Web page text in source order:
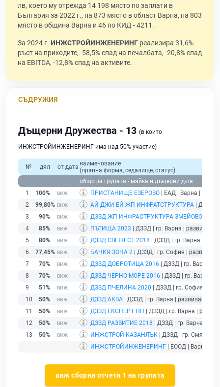
лв, което му отрежда 14 198 място по заплати в
България за 2022 г., на 873 място в област Варна, на 803
място в община Варна и 46 по КИД - 4211.
За 2024 г. ИНЖСТРОЙИНЖЕНЕРИНГ реализира 31,6%
ръст на приходите, -58,5% спад на печалбата, -20,8% спад
на EBITDA, -12,8% спад на активите.
СЪДРУЖИЯ
Дъщерни Дружества - 13 (в които
ИНЖСТРОЙИНЖЕНЕРИНГ има над 50% участие)
№ дял от дата наименование
(правна форма, седалище, статус)
общо за групата - майка и дъщерни д-ва
1
100% ПРИСТАНИЩЕ ЕЗЕРОВО | ЕАД | Варна |
2
99,80% АЙ ДЖИ ЕЙ ЖП ИНФРАТСТРУКТУРА | ДЗЗД |
3
90% ДЗЗД ЖП ИНФРАСТРУКТУРА ЗМЕЙОВО
4
85% ПЪТИЩА 2023 | ДЗЗД | гр. Варна | развиващ
5
80% ДЗЗД СВЕЖЕСТ 2018 | ДЗЗД | гр. Варна |
6
77,45% БАНКЯ ЗОНА 2 | ДЗЗД | гр. София | развиващ
7
70% ДЗЗД ДОБРОТИЦА 2016 | ДЗЗД | гр. Варна |
8
70% ДЗЗД ЧЕРНО МОРЕ 2016 | ДЗЗД | гр. Варна |
9
51% ДЗЗД ПЧЕЛИНА 2020 | ДЗЗД | гр. София |
10
50% ДЗЗД АКВА | ДЗЗД | гр. Варна | развиващ
11
50% ДЗЗД ЕКСПЕРТ ПП | ДЗЗД | гр. Варна |
12
50% ДЗЗД РАЗВИТИЕ 2018 | ДЗЗД | гр. Варна |
13
50% ИНЖСТРОЙ КАЗАНЛЪК | ДЗЗД | гр. Смядово
ИНЖСТРОЙИНЖЕНЕРИНГ | ЕООД | Варна |
виж сборни отчети 1 на групата